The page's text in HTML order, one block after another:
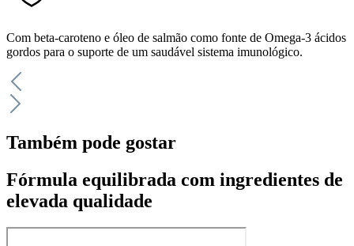
Com beta-caroteno e óleo de salmão como fonte de Omega-3 ácidos
gordos para o suporte de um saudável sistema imunológico.
Também pode gostar
Fórmula equilibrada com ingredientes de
elevada qualidade